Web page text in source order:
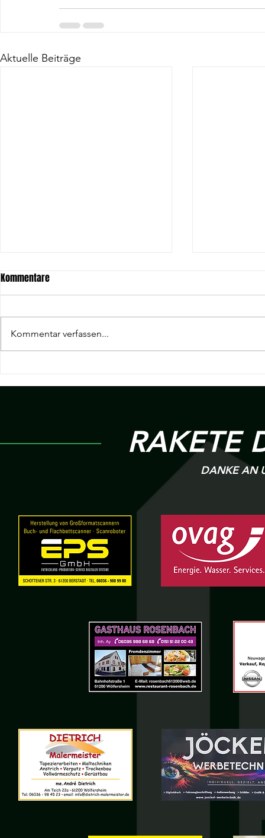
Aktuelle Beiträge
Hainstadt v.s R 09 Wölfersheim
Wölfersheim
Kommentare
Kommentar verfassen...
DANKE AN
RAKETE